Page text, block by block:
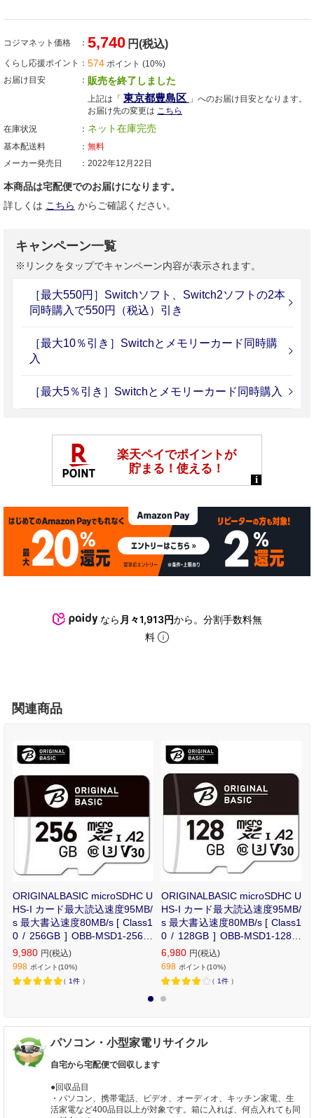
コジマネット価格 5,740 円(税込)
くらし応援ポイント 574 ポイント (10%)
お届け目安
販売を終了しました
上記は「 東京都豊島区 」へのお届け目安となります。
お届け先の変更は こちら
在庫状況
ネット在庫完売
基本配送料
無料
メーカー発売日
2022年12月22日
本商品は宅配便でのお届けになります。
詳しくは こちら からご確認ください。
キャンペーン一覧
※リンクをタップでキャンペーン内容が表示されます。
［最大550円］Switchソフト、Switch2ソフトの2本
同時購入で550円（税込）引き
［最大10％引き］Switchとメモリーカード同時購
入
［最大5％引き］Switchとメモリーカード同時購入
なら 月々1,913円から。分割手数料無
料
関連商品
ORIGINALBASIC microSDHC U
HS-I カード最大読込速度95MB/
s 最大書込速度80MB/s [ Class1
0 / 256GB ] OBB-MSD1-256-B
K
9,980 円(税込)
998 ポイント(10%)
（ 1件 ）
ORIGINALBASIC microSDHC U
HS-I カード最大読込速度95MB/
s 最大書込速度80MB/s [ Class1
0 / 128GB ] OBB-MSD1-128-B
K
6,980 円(税込)
698 ポイント(10%)
（ 1件 ）
パソコン・小型家電リサイクル
自宅から宅配便で回収します
●回収品目
・パソコン、携帯電話、ビデオ、オーディオ、キッチン家電、生
活家電など400品目以上が対象です。箱に入れば、何点入れても同